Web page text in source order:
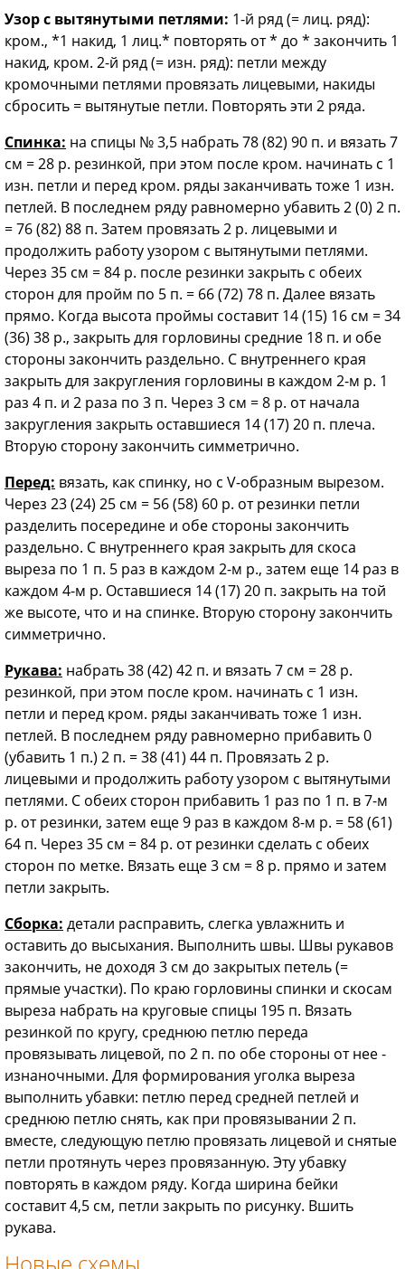
Узор с вытянутыми петлями: 1-й ряд (= лиц. ряд):
кром., *1 накид, 1 лиц.* повторять от * до * закончить 1
накид, кром. 2-й ряд (= изн. ряд): петли между
кромочными петлями провязать лицевыми, накиды
сбросить = вытянутые петли. Повторять эти 2 ряда.
Спинка: на спицы № 3,5 набрать 78 (82) 90 п. и вязать 7
см = 28 р. резинкой, при этом после кром. начинать с 1
изн. петли и перед кром. ряды заканчивать тоже 1 изн.
петлей. В последнем ряду равномерно убавить 2 (0) 2 п.
= 76 (82) 88 п. Затем провязать 2 р. лицевыми и
продолжить работу узором с вытянутыми петлями.
Через 35 см = 84 р. после резинки закрыть с обеих
сторон для пройм по 5 п. = 66 (72) 78 п. Далее вязать
прямо. Когда высота проймы составит 14 (15) 16 см = 34
(36) 38 р., закрыть для горловины средние 18 п. и обе
стороны закончить раздельно. С внутреннего края
закрыть для закругления горловины в каждом 2-м р. 1
раз 4 п. и 2 раза по 3 п. Через 3 см = 8 р. от начала
закругления закрыть оставшиеся 14 (17) 20 п. плеча.
Вторую сторону закончить симметрично.
Перед: вязать, как спинку, но с V-образным вырезом.
Через 23 (24) 25 см = 56 (58) 60 р. от резинки петли
разделить посередине и обе стороны закончить
раздельно. С внутреннего края закрыть для скоса
выреза по 1 п. 5 раз в каждом 2-м р., затем еще 14 раз в
каждом 4-м р. Оставшиеся 14 (17) 20 п. закрыть на той
же высоте, что и на спинке. Вторую сторону закончить
симметрично.
Рукава: набрать 38 (42) 42 п. и вязать 7 см = 28 р.
резинкой, при этом после кром. начинать с 1 изн.
петли и перед кром. ряды заканчивать тоже 1 изн.
петлей. В последнем ряду равномерно прибавить 0
(убавить 1 п.) 2 п. = 38 (41) 44 п. Провязать 2 р.
лицевыми и продолжить работу узором с вытянутыми
петлями. С обеих сторон прибавить 1 раз по 1 п. в 7-м
р. от резинки, затем еще 9 раз в каждом 8-м р. = 58 (61)
64 п. Через 35 см = 84 р. от резинки сделать с обеих
сторон по метке. Вязать еще 3 см = 8 р. прямо и затем
петли закрыть.
Сборка: детали расправить, слегка увлажнить и
оставить до высыхания. Выполнить швы. Швы рукавов
закончить, не доходя 3 см до закрытых петель (=
прямые участки). По краю горловины спинки и скосам
выреза набрать на круговые спицы 195 п. Вязать
резинкой по кругу, среднюю петлю переда
провязывать лицевой, по 2 п. по обе стороны от нее -
изнаночными. Для формирования уголка выреза
выполнить убавки: петлю перед средней петлей и
среднюю петлю снять, как при провязывании 2 п.
вместе, следующую петлю провязать лицевой и снятые
петли протянуть через провязанную. Эту убавку
повторять в каждом ряду. Когда ширина бейки
составит 4,5 см, петли закрыть по рисунку. Вшить
рукава.
Новые схемы